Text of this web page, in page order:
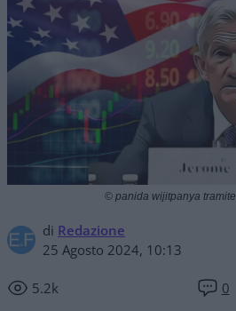
di Redazione
25 Agosto 2024, 10:13
5.2k 0
© panida wijitpanya